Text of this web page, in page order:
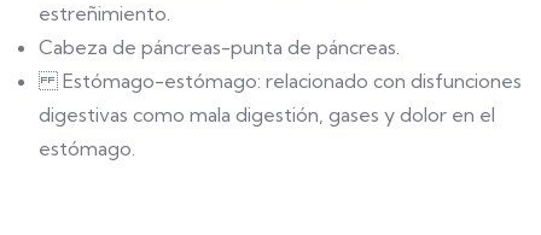
estreñimiento.
Cabeza de páncreas-punta de páncreas.
Estómago-estómago: relacionado con disfunciones
digestivas como mala digestión, gases y dolor en el
estómago.